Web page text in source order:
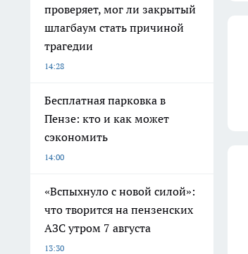
проверяет, мог ли закрытый
шлагбаум стать причиной
трагедии
14:28
Бесплатная парковка в
Пензе: кто и как может
сэкономить
14:00
«Вспыхнуло с новой силой»:
что творится на пензенских
АЗС утром 7 августа
13:30